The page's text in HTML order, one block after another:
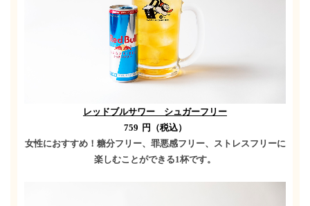
レッドブルサワー シュガーフリー
759 円（税込）
女性におすすめ！糖分フリー、罪悪感フリー、ストレスフリーに
楽しむことができる1杯です。